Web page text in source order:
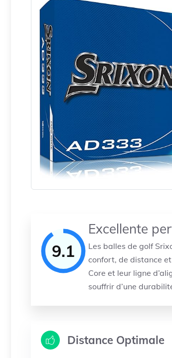
9.1
Excellente
Les balles de golf
confort, de distance
Core et leur ligne
souffrir d’une
Distance Optimale